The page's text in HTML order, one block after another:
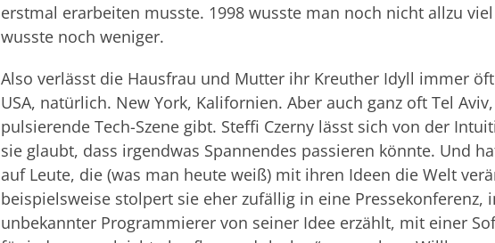
erstmal erarbeiten musste. 1998 wusste man noch nicht allzu
wusste noch weniger.
Also verlässt die Hausfrau und Mutter ihr Kreuther Idyll immer
USA, natürlich. New York, Kalifornien. Aber auch ganz oft Tel
pulsierende Tech-Szene gibt. Steffi Czerny lässt sich von der
sie glaubt, dass irgendwas Spannendes passieren könnte. Und
auf Leute, die (was man heute weiß) mit ihren Ideen die Welt
beispielsweise stolpert sie eher zufällig in eine Pressekonferenz,
unbekannter Programmierer von seiner Idee erzählt, mit einer